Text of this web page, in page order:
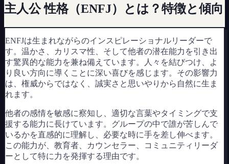
主人公性格（ENFJ）とは？特徴と傾向
ENFJは生まれながらのインスピレーショナルリーダーで
す。温かさ、カリスマ性、そして他者の潜在能力を引き出
す驚異的な能力を兼ね備えています。人々を結びつけ、よ
り良い方向に導くことに深い喜びを感じます。その影響力
は、権威からではなく、誠実さと思いやりから自然に生ま
れます。
他者の感情を敏感に察知し、適切な言葉やタイミングで支
援する能力に長けています。グループの中で誰が苦しんで
いるかを直感的に理解し、必要な時に手を差し伸べます。
この能力が、教育者、カウンセラー、コミュニティリーダ
ーとして特に力を発揮する理由です。